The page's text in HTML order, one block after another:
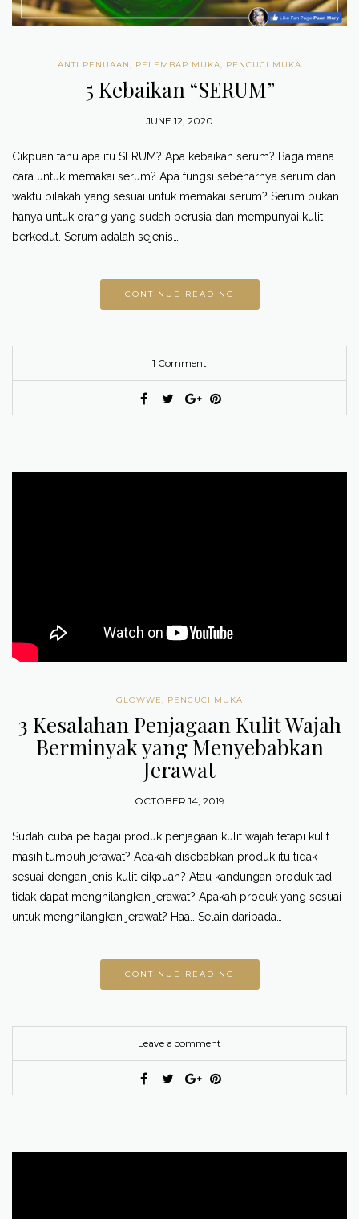
ANTI PENUAAN, PELEMBAP MUKA, PENCUCI MUKA
5 Kebaikan “SERUM”
JUNE 12, 2020
Cikpuan tahu apa itu SERUM? Apa kebaikan serum? Bagaimana
cara untuk memakai serum? Apa fungsi sebenarnya serum dan
waktu bilakah yang sesuai untuk memakai serum? Serum bukan
hanya untuk orang yang sudah berusia dan mempunyai kulit
berkedut. Serum adalah sejenis…
CONTINUE READING
1 Comment
GLOWWE, PENCUCI MUKA
3 Kesalahan Penjagaan Kulit Wajah
Berminyak yang Menyebabkan
Jerawat
OCTOBER 14, 2019
Sudah cuba pelbagai produk penjagaan kulit wajah tetapi kulit
masih tumbuh jerawat? Adakah disebabkan produk itu tidak
sesuai dengan jenis kulit cikpuan? Atau kandungan produk tadi
tidak dapat menghilangkan jerawat? Apakah produk yang sesuai
untuk menghilangkan jerawat? Haa.. Selain daripada…
CONTINUE READING
Leave a comment